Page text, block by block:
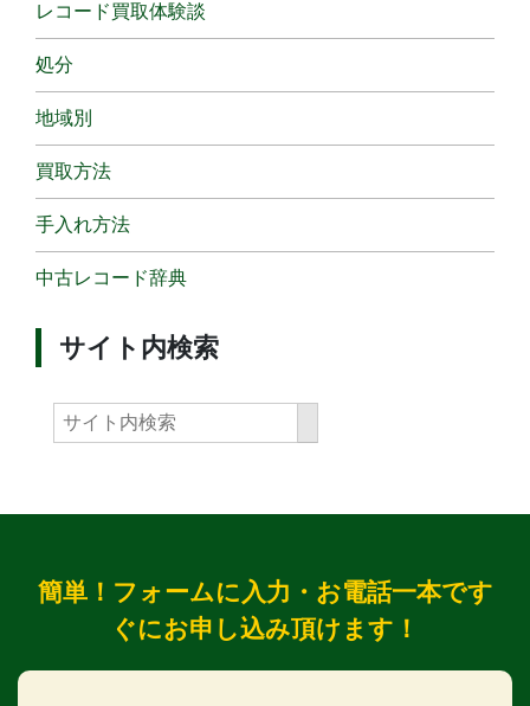
レコード買取体験談
処分
地域別
買取方法
手入れ方法
中古レコード辞典
サイト内検索
簡単！フォームに入力・お電話一本です
ぐにお申し込み頂けます！